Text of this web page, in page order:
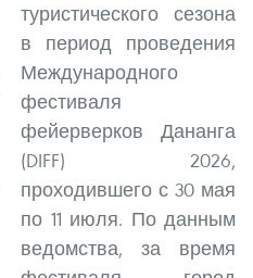
туристического сезона
в период проведения
Международного
фестиваля
фейерверков Дананга
(DIFF) 2026,
проходившего с 30 мая
по 11 июля. По данным
ведомства, за время